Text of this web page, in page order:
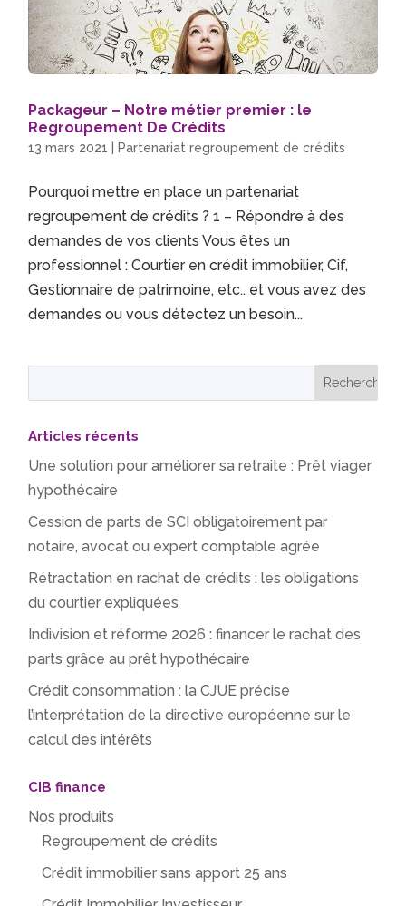
Packageur – Notre métier premier : le
Regroupement De Crédits
13 mars 2021 Partenariat regroupement de crédits
Pourquoi mettre en place un partenariat
regroupement de crédits ? 1 – Répondre à des
demandes de vos clients Vous êtes un
professionnel : Courtier en crédit immobilier, Cif,
Gestionnaire de patrimoine, etc.. et vous avez des
demandes ou vous détectez un besoin...
Articles récents
Une solution pour améliorer sa retraite : Prêt viager
hypothécaire
Cession de parts de SCI obligatoirement par
notaire, avocat ou expert comptable agrée
Rétractation en rachat de crédits : les obligations
du courtier expliquées
Indivision et réforme 2026 : financer le rachat des
parts grâce au prêt hypothécaire
Crédit consommation : la CJUE précise
l’interprétation de la directive européenne sur le
calcul des intérêts
CIB finance
Nos produits
Regroupement de crédits
Crédit immobilier sans apport 25 ans